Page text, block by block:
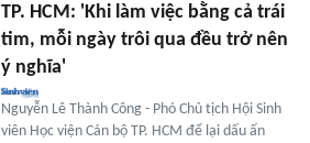
TP. HCM: 'Khi làm việc bằng cả trái
tim, mỗi ngày trôi qua đều trở nên
ý nghĩa'
Nguyễn Lê Thành Công - Phó Chủ tịch Hội Sinh
viên Học viện Cán bộ TP. HCM để lại dấu ấn